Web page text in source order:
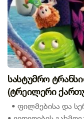
სასტუმრო
(ტრეილერი
• ფილმებისა და